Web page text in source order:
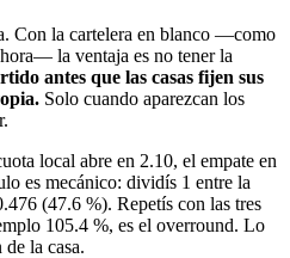
Con la cartelera en blanco —como
la ventaja es no tener la
antes que las casas fijen sus
Solo cuando aparezcan los
local abre en 2.10, el empate en
es mecánico: dividís 1 entre la
(47.6 %). Repetís con las tres
105.4 %, es el overround. Lo
la casa.